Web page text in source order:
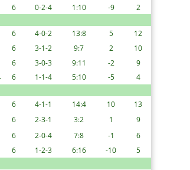
6 0-2-4 1:10 -9
2
6 4-0-2 13:8 5
12
6 3-1-2 9:7 2
10
6 3-0-3 9:11 -2
9
6 1-1-4 5:10 -5
4
6 4-1-1 14:4 10
13
6 2-3-1 3:2 1
9
6 2-0-4 7:8 -1
6
6 1-2-3 6:16 -10
5